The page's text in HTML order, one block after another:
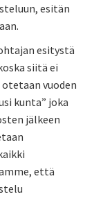
esitän
esitystä
siitä ei
vuoden
kunta” joka
jälkeen
että